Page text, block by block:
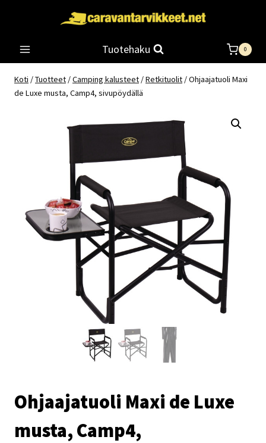
Tuotehaku 0
Koti /Tuotteet /Camping kalusteet /Retkituolit /Ohjaajatuoli Maxi
de Luxe musta, Camp4, sivupöydällä
Ohjaajatuoli Maxi de Luxe
musta, Camp4,